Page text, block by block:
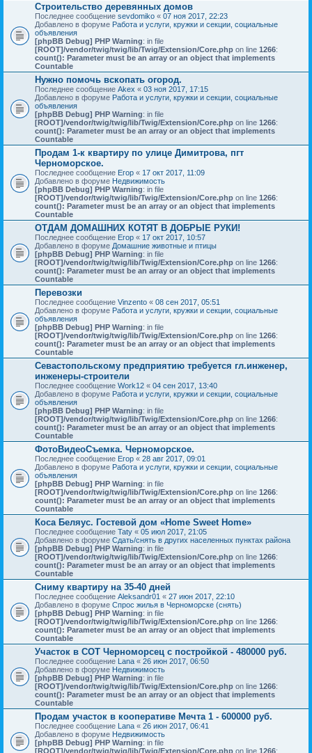
Строительство деревянных домов
Последнее сообщение sevdomiko « 07 ноя 2017, 22:23
Добавлено в форуме Работа и услуги, кружки и секции, социальные
объявления
[phpBB Debug] PHP Warning: in file
[ROOT]/vendor/twig/twig/lib/Twig/Extension/Core.php on line 1266:
count(): Parameter must be an array or an object that implements
Countable
Нужно помочь вскопать огород.
Последнее сообщение Akex « 03 ноя 2017, 17:15
Добавлено в форуме Работа и услуги, кружки и секции, социальные
объявления
[phpBB Debug] PHP Warning: in file
[ROOT]/vendor/twig/twig/lib/Twig/Extension/Core.php on line 1266:
count(): Parameter must be an array or an object that implements
Countable
Продам 1-к квартиру по улице Димитрова, пгт
Черноморское.
Последнее сообщение Егор « 17 окт 2017, 11:09
Добавлено в форуме Недвижимость
[phpBB Debug] PHP Warning: in file
[ROOT]/vendor/twig/twig/lib/Twig/Extension/Core.php on line 1266:
count(): Parameter must be an array or an object that implements
Countable
ОТДАМ ДОМАШНИХ КОТЯТ В ДОБРЫЕ РУКИ!
Последнее сообщение Егор « 17 окт 2017, 10:57
Добавлено в форуме Домашние животные и птицы
[phpBB Debug] PHP Warning: in file
[ROOT]/vendor/twig/twig/lib/Twig/Extension/Core.php on line 1266:
count(): Parameter must be an array or an object that implements
Countable
Перевозки
Последнее сообщение Vinzento « 08 сен 2017, 05:51
Добавлено в форуме Работа и услуги, кружки и секции, социальные
объявления
[phpBB Debug] PHP Warning: in file
[ROOT]/vendor/twig/twig/lib/Twig/Extension/Core.php on line 1266:
count(): Parameter must be an array or an object that implements
Countable
Севастопольскому предприятию требуется гл.инженер,
инженеры-строители
Последнее сообщение Work12 « 04 сен 2017, 13:40
Добавлено в форуме Работа и услуги, кружки и секции, социальные
объявления
[phpBB Debug] PHP Warning: in file
[ROOT]/vendor/twig/twig/lib/Twig/Extension/Core.php on line 1266:
count(): Parameter must be an array or an object that implements
Countable
ФотоВидеоСъемка. Черноморское.
Последнее сообщение Егор « 28 авг 2017, 09:01
Добавлено в форуме Работа и услуги, кружки и секции, социальные
объявления
[phpBB Debug] PHP Warning: in file
[ROOT]/vendor/twig/twig/lib/Twig/Extension/Core.php on line 1266:
count(): Parameter must be an array or an object that implements
Countable
Коса Беляус. Гостевой дом «Home Sweet Home»
Последнее сообщение Taty « 05 июл 2017, 21:05
Добавлено в форуме Сдать/снять в других населенных пунктах района
[phpBB Debug] PHP Warning: in file
[ROOT]/vendor/twig/twig/lib/Twig/Extension/Core.php on line 1266:
count(): Parameter must be an array or an object that implements
Countable
Сниму квартиру на 35-40 дней
Последнее сообщение Aleksandr01 « 27 июн 2017, 22:10
Добавлено в форуме Спрос жилья в Черноморске (снять)
[phpBB Debug] PHP Warning: in file
[ROOT]/vendor/twig/twig/lib/Twig/Extension/Core.php on line 1266:
count(): Parameter must be an array or an object that implements
Countable
Участок в СОТ Черноморсец с постройкой - 480000 руб.
Последнее сообщение Lana « 26 июн 2017, 06:50
Добавлено в форуме Недвижимость
[phpBB Debug] PHP Warning: in file
[ROOT]/vendor/twig/twig/lib/Twig/Extension/Core.php on line 1266:
count(): Parameter must be an array or an object that implements
Countable
Продам участок в кооперативе Мечта 1 - 600000 руб.
Последнее сообщение Lana « 26 июн 2017, 06:41
Добавлено в форуме Недвижимость
[phpBB Debug] PHP Warning: in file
[ROOT]/vendor/twig/twig/lib/Twig/Extension/Core.php on line 1266: